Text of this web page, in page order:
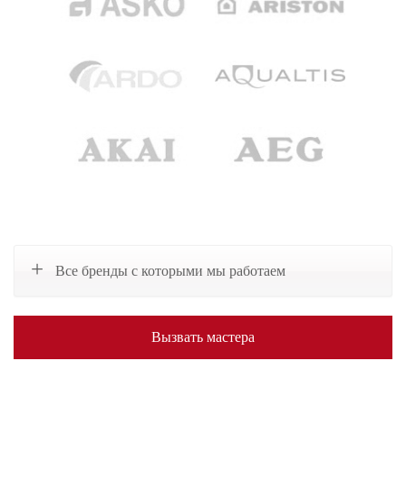
Все бренды с которыми мы работаем
Вызвать мастера